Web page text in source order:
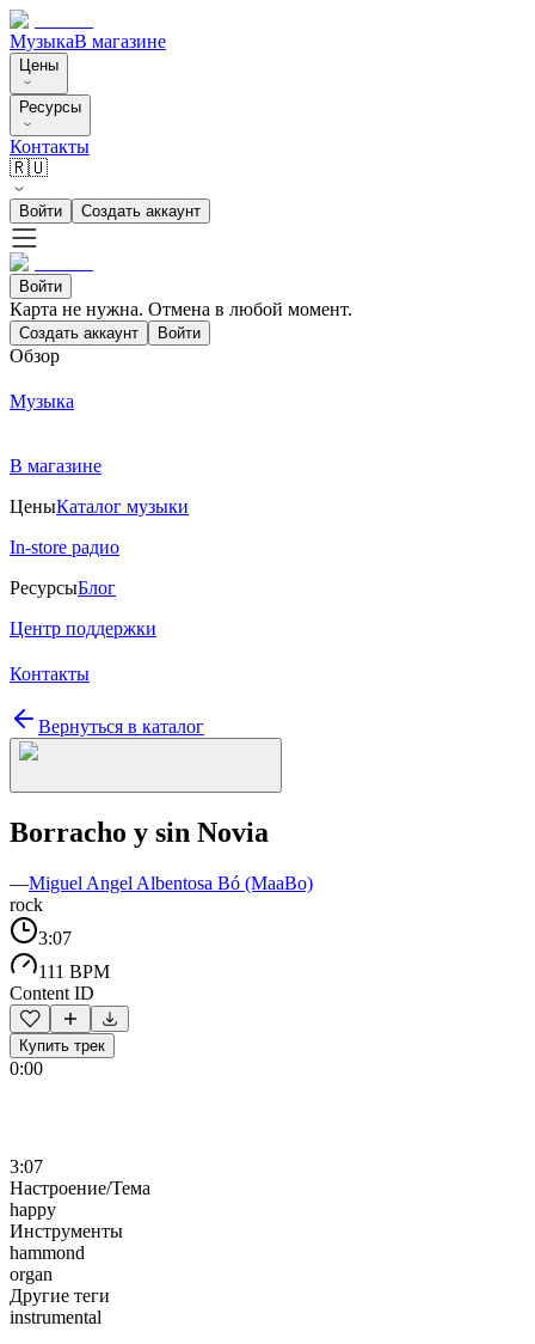
МузыкаВ магазине
Цены
Ресурсы
Контакты
🇷🇺
Войти Создать аккаунт
Войти
Карта не нужна. Отмена в любой момент.
Создать аккаунт Войти
Обзор
Музыка
В магазине
ЦеныКаталог музыки
In-store радио
РесурсыБлог
Центр поддержки
Контакты
Вернуться в каталог
Borracho y sin Novia
—Miguel Angel Albentosa Bó (MaaBo)
rock
3:07
111 BPM
Content ID
Купить трек
0:00
3:07
Настроение/Тема
happy
Инструменты
hammond
organ
Другие теги
instrumental